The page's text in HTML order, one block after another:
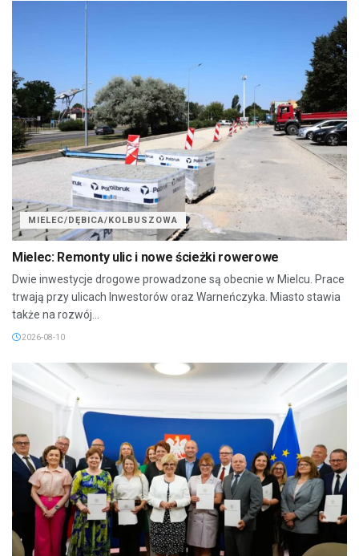
MIELEC/DĘBICA/KOLBUSZOWA
Mielec: Remonty ulic i nowe ścieżki rowerowe
Dwie inwestycje drogowe prowadzone są obecnie w Mielcu. Prace
trwają przy ulicach Inwestorów oraz Warneńczyka. Miasto stawia
także na rozwój...
2026-08-10